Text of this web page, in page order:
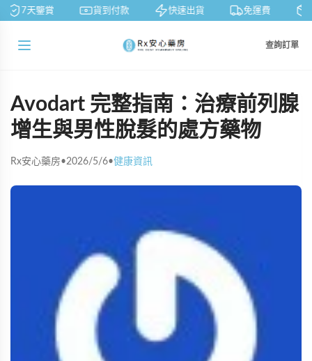
7天鑒賞 貨到付款 快速出貨 免運費
查詢訂單
Avodart 完整指南：治療前列腺
增生與男性脫髮的處方藥物
Rx安心藥房•2026/5/6•健康資訊